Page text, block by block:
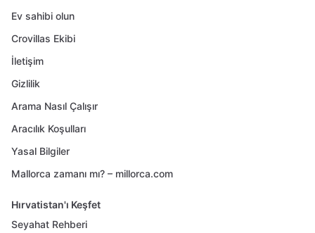
Ev sahibi olun
Crovillas Ekibi
İletişim
Gizlilik
Arama Nasıl Çalışır
Aracılık Koşulları
Yasal Bilgiler
Mallorca zamanı mı? – millorca.com
Hırvatistan'ı Keşfet
Seyahat Rehberi